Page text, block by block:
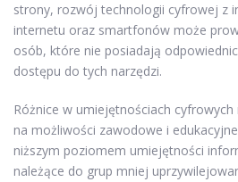
strony, rozwój technologii cyfrowej z
internetu oraz smartfonów może
osób, które nie posiadają
dostępu do tych narzędzi.
Różnice w umiejętnościach cyfrowych
na możliwości zawodowe i
niższym poziomem umiejętności
należące do grup mniej